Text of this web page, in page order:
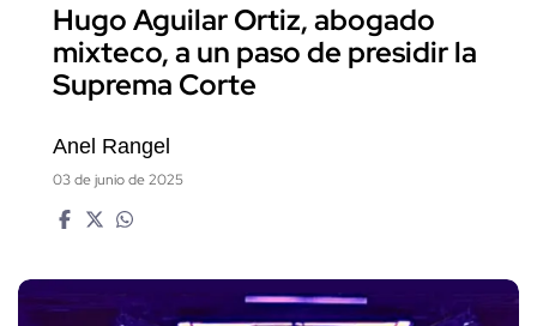
Hugo Aguilar Ortiz, abogado
mixteco, a un paso de presidir la
Suprema Corte
Anel Rangel
03 de junio de 2025